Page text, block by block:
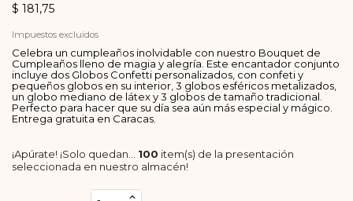
$ 181,75
Impuestos excluidos
Celebra un cumpleaños inolvidable con nuestro Bouquet de
Cumpleaños lleno de magia y alegría. Este encantador conjunto
incluye dos Globos Confetti personalizados, con confeti y
pequeños globos en su interior, 3 globos esféricos metalizados,
un globo mediano de látex y 3 globos de tamaño tradicional.
Perfecto para hacer que su día sea aún más especial y mágico.
Entrega gratuita en Caracas.
¡Apúrate! ¡Solo quedan… 100 item(s) de la presentación
seleccionada en nuestro almacén!